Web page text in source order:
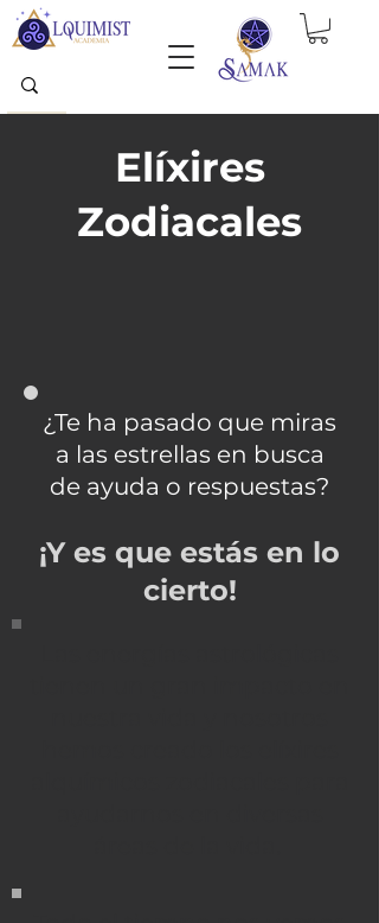
Elíxires
Zodiacales
¿Te ha pasado que miras
a las estrellas en busca
de ayuda o respuestas?
¡Y es que estás en lo
cierto!